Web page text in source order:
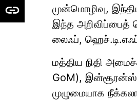
முன்மொழிவு,
இந்த அறிவிப்பைத்
லைஃப்,
மத்திய நிதி
GoM), இன்சூரன்ஸ்
முழுமையாக